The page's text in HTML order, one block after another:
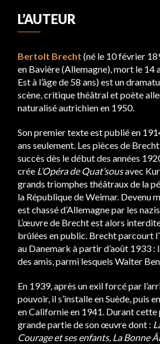
L’AUTEUR
Bertolt Brecht (né le 10 février
en Bavière (Allemagne), mort le 14
Est à l’âge de 58 ans) est un
scène, critique théâtral et poète
naturalisé autrichien en 1950.
Son premier texte est publié en
ans seulement. Les pièces de
succès dès le début des années
crée L’Opéra de Quat’sousavec
grands triomphes théâtraux de la
la République de Weimar. Devenu
est chassé d’Allemagne par les
L’œuvre de Brecht est alors
brûlées en public. Brecht parcourt
au Danemark à partir d’août 1933
des amis, parmi lesquels Walter
En 1939, après un exil forcé par
pouvoir, il s’installe en Suède, puis
en Californie en 1941. Durant cette
grande partie de son œuvre dont :
Courage et ses enfants, La Bonne